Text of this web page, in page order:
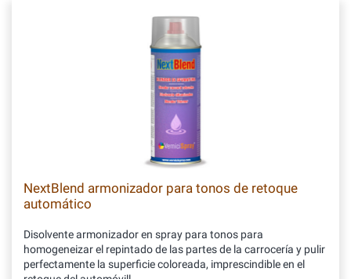
NextBlend armonizador para tonos de retoque
automático
Disolvente armonizador en spray para tonos para
homogeneizar el repintado de las partes de la carrocería y pulir
perfectamente la superficie coloreada, imprescindible en el